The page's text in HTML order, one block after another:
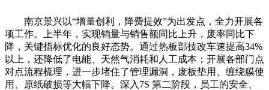
南京景兴以“增量创利，降费提效”为出发点，全力开展各
项工作。上半年，实现销量与销售额同比上升，废率同比下
降，关键指标优化的良好态势。通过热板部技改车速提高34%
以上，还降低了电能、天然气消耗和人工成本；开展各部门点
对点流程梳理，进一步堵住了管理漏洞，废板垫用、缠绕膜使
用、原纸破损等大幅下降。深入7S 第二阶段，员工的安全、